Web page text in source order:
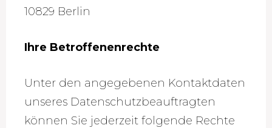
10829 Berlin
Ihre Betroffenenrechte
Unter den angegebenen Kontaktdaten
unseres Datenschutzbeauftragten
können Sie jederzeit folgende Rechte